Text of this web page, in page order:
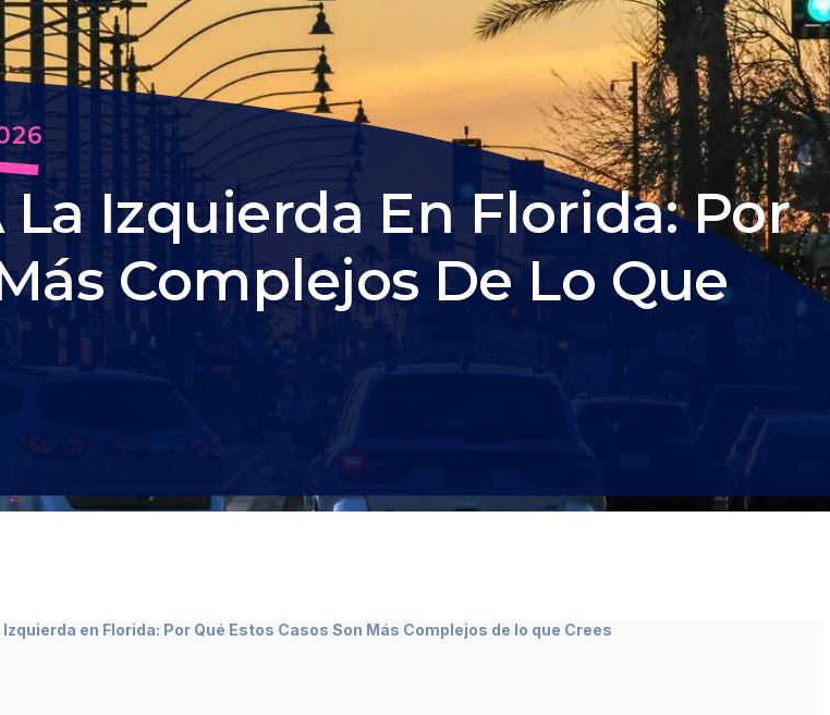
Izquierda En Florida: Por
Complejos De Lo Que
en Florida: Por Qué Estos Casos Son Más Complejos de lo que Crees